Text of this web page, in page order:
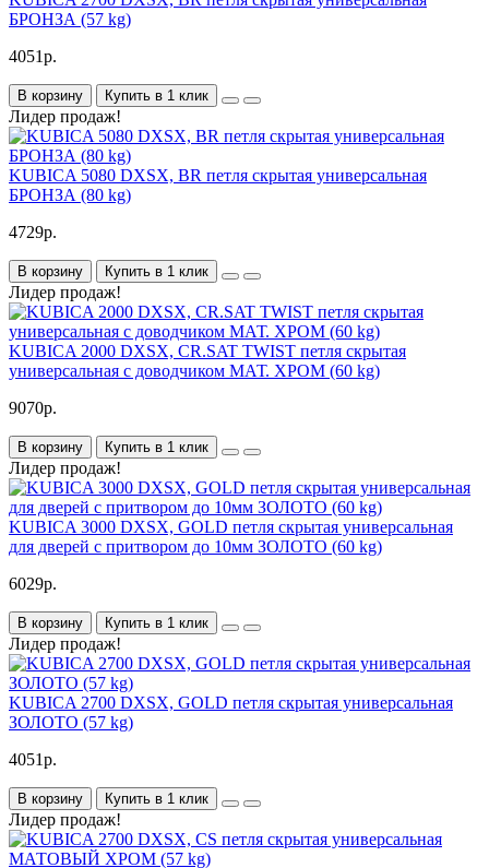
БРОНЗА (57 kg)
4051р.
В корзину Купить в 1 клик
Лидер продаж!
KUBICA 5080 DXSX, BR петля скрытая универсальная
БРОНЗА (80 kg)
4729р.
В корзину Купить в 1 клик
Лидер продаж!
KUBICA 2000 DXSX, CR.SAT TWIST петля скрытая
универсальная с доводчиком МАТ. ХРОМ (60 kg)
9070р.
В корзину Купить в 1 клик
Лидер продаж!
KUBICA 3000 DXSX, GOLD петля скрытая универсальная
для дверей с притвором до 10мм ЗОЛОТО (60 kg)
6029р.
В корзину Купить в 1 клик
Лидер продаж!
KUBICA 2700 DXSX, GOLD петля скрытая универсальная
ЗОЛОТО (57 kg)
4051р.
В корзину Купить в 1 клик
Лидер продаж!